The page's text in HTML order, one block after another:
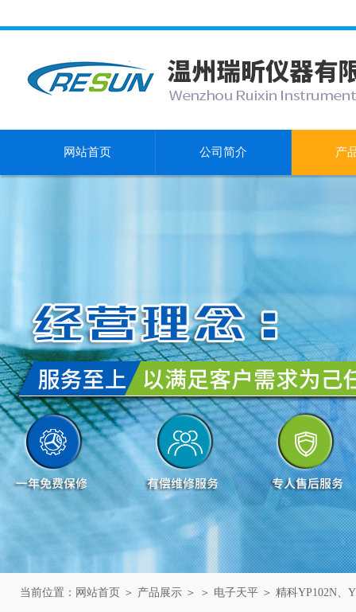
网站首页 公司简介 产
当前位置： 网站首页 ＞ 产品展示 ＞ ＞ 电子天平 ＞ 精科YP102N、